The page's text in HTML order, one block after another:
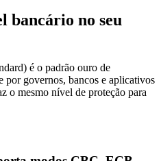
bancário no seu
é o padrão ouro de
por governos, bancos e aplicativos
o mesmo nível de proteção para